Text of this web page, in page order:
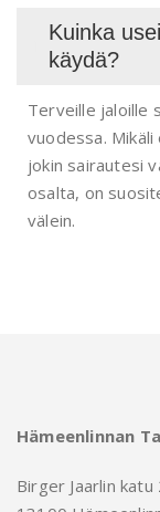
Kuinka
käydä?
Terveille jaloille
vuodessa.
jokin sairautesi
osalta, on
välein.
Hämeenlinnan
Birger Jaarlin katu